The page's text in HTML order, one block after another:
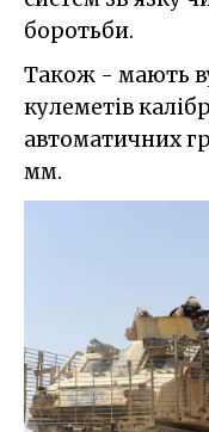
боротьби.
Також - мають
кулеметів
автоматичних
мм.